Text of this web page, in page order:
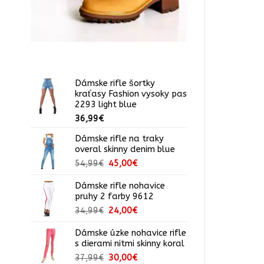
Dámske rifle šortky
kraťasy Fashion vysoky pas
2293 light blue
36,99€
Dámske rifle na traky
overal skinny denim blue
54,99€ Pôvodná
bola:
54,99€.
45,00€Aktuálna
je:
45,00€.
Dámske rifle nohavice
pruhy 2 farby 9612
34,99€ Pôvodná
bola:
34,99€.
24,00€Aktuálna
je:
24,00€.
Dámske úzke nohavice rifle
s dierami nitmi skinny koral
37,99€ Pôvodná
30,00€Aktuálna